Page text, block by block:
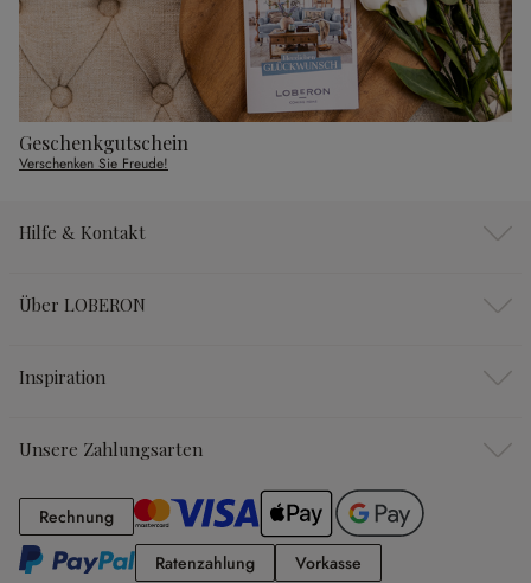
Geschenkgutschein
Verschenken Sie Freude!
Hilfe & Kontakt
Über LOBERON
Inspiration
Unsere Zahlungsarten
RechnungRechnung
RatenzahlungRatenzahlung
Vorkasse